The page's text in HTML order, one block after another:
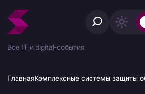
Все IT и digital-события
ГлавнаяКомплексные системы защиты